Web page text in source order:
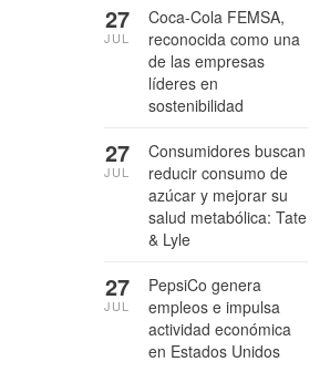
Coca-Cola FEMSA,
reconocida como una
de las empresas
líderes en
sostenibilidad
27
JUL
Consumidores buscan
reducir consumo de
azúcar y mejorar su
salud metabólica: Tate
& Lyle
27
JUL
PepsiCo genera
empleos e impulsa
actividad económica
en Estados Unidos
27
JUL